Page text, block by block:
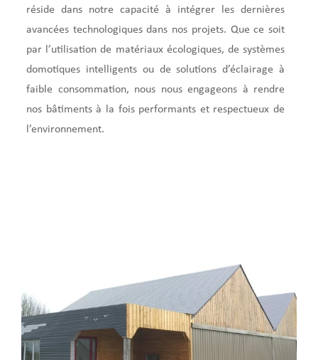
réside dans notre capacité à intégrer les dernières
avancées technologiques dans nos projets. Que ce soit
par l’utilisation de matériaux écologiques, de systèmes
domotiques intelligents ou de solutions d’éclairage à
faible consommation, nous nous engageons à rendre
nos bâtiments à la fois performants et respectueux de
l’environnement.